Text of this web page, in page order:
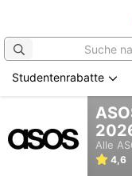
springen
Studentenrabatte
Alle
4,6